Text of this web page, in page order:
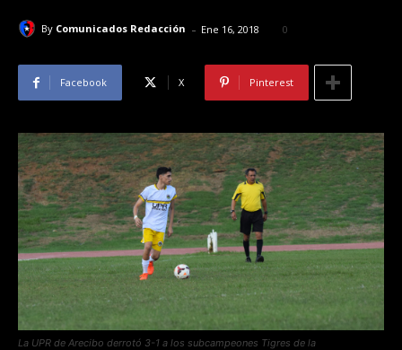
By Comunicados Redacción - Ene 16, 2018 0
Facebook X Pinterest
La UPR de Arecibo derrotó 3-1 a los subcampeones Tigres de la